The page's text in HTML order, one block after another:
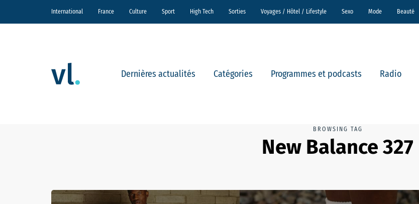
International France Culture Sport High Tech Sorties Voyages / Hôtel / Lifestyle Sexo Mode Beauté
Dernières actualités Catégories Programmes et podcasts Radio
BROWSING TAG
New Balance 327